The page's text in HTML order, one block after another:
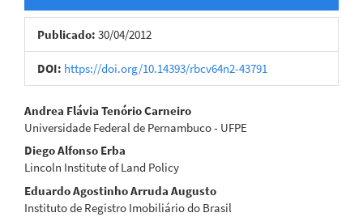
lateral
de
artigos
Publicado: 30/04/2012
DOI: https://doi.org/10.14393/rbcv64n2-43791
Conteúdo
do
artigo
principal
Andrea Flávia Tenório Carneiro
Universidade Federal de Pernambuco - UFPE
Diego Alfonso Erba
Lincoln Institute of Land Policy
Eduardo Agostinho Arruda Augusto
Instituto de Registro Imobiliário do Brasil